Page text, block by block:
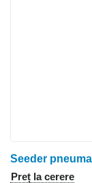
Seeder
Preț la cerere